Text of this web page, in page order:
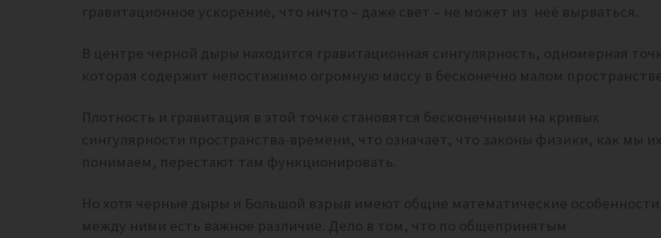
гравитационное ускорение, что ничто – даже свет – не может из неё вырваться.
В центре черной дыры находится гравитационная сингулярность, одномерная
которая содержит непостижимо огромную массу в бесконечно малом
Плотность и гравитация в этой точке становятся бесконечными на кривых
сингулярности пространства-времени, что означает, что законы физики, как мы их
понимаем, перестают там функционировать.
Но хотя черные дыры и Большой взрыв имеют общие математические
между ними есть важное различие. Дело в том, что по общепринятым